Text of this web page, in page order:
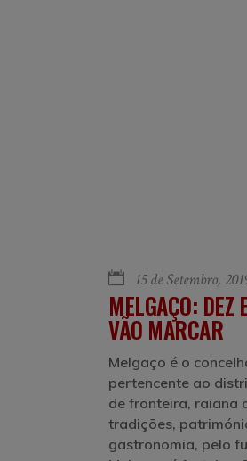
15 de Setembro,
MELGAÇO: DEZ
VÃO MARCAR
Melgaço é o
pertencente ao
de fronteira, raiana
tradições,
gastronomia, pelo